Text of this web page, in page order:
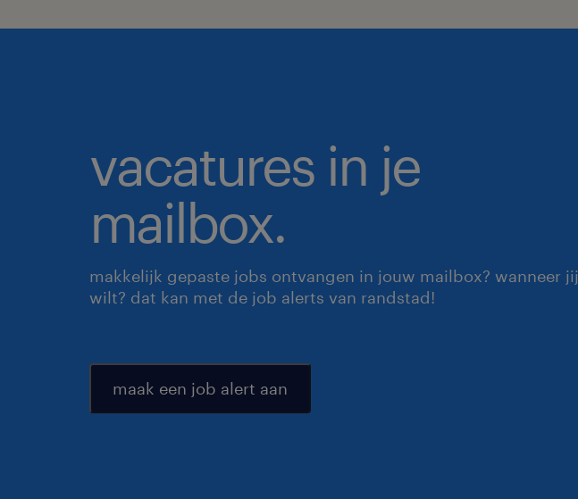
vacatures in je
mailbox.
makkelijk gepaste jobs ontvangen in jouw mailbox? wanneer jij
wilt? dat kan met de job alerts van randstad!
maak een job alert aan